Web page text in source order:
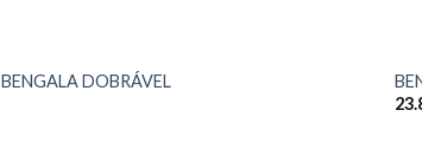
BENGALA DOBRÁVEL